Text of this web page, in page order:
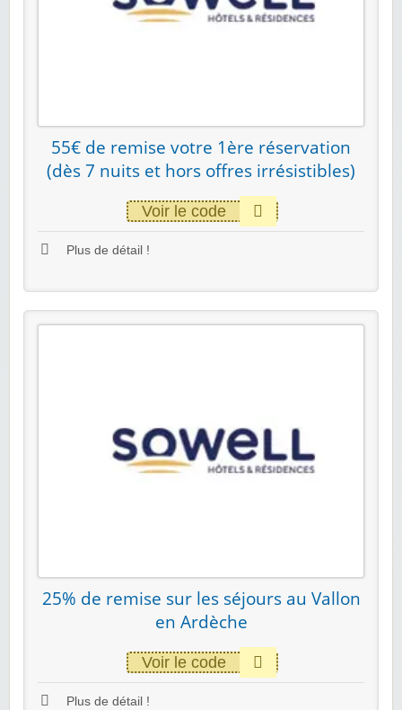
55€ de remise votre 1ère réservation
(dès 7 nuits et hors offres irrésistibles)
Voir le code
Plus de détail !
25% de remise sur les séjours au Vallon
en Ardèche
Voir le code
Plus de détail !